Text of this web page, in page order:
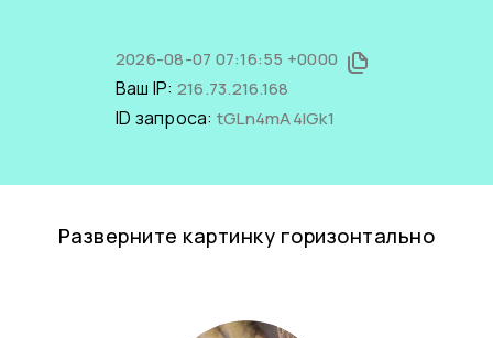
2026-08-07 07:16:55 +0000
Ваш IP: 216.73.216.168
ID запроса: tGLn4mA4lGk1
Разверните картинку горизонтально